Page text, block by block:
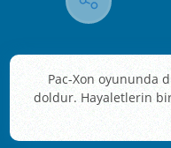
Pac-Xon oyununda
doldur. Hayaletlerin